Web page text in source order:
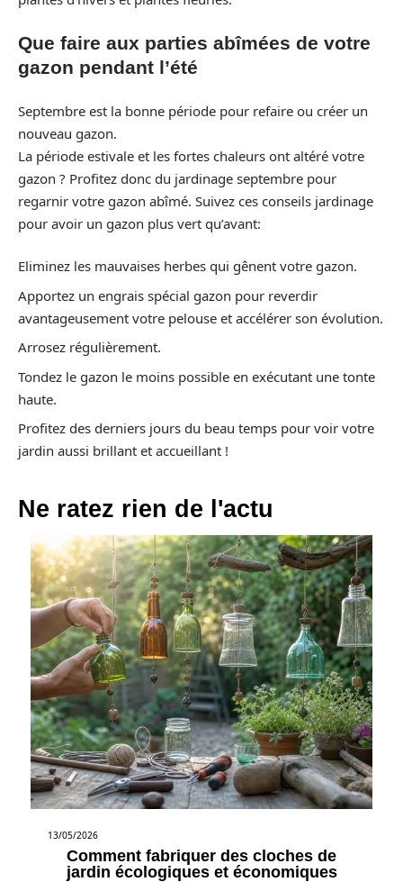
Que faire aux parties abîmées de votre
gazon pendant l’été
Septembre est la bonne période pour refaire ou créer un
nouveau gazon.
La période estivale et les fortes chaleurs ont altéré votre
gazon ? Profitez donc du jardinage septembre pour
regarnir votre gazon abîmé. Suivez ces conseils jardinage
pour avoir un gazon plus vert qu’avant:
Eliminez les mauvaises herbes qui gênent votre gazon.
Apportez un engrais spécial gazon pour reverdir
avantageusement votre pelouse et accélérer son évolution.
Arrosez régulièrement.
Tondez le gazon le moins possible en exécutant une tonte
haute.
Profitez des derniers jours du beau temps pour voir votre
jardin aussi brillant et accueillant !
Ne ratez rien de l'actu
13/05/2026
Comment fabriquer des cloches de
jardin écologiques et économiques